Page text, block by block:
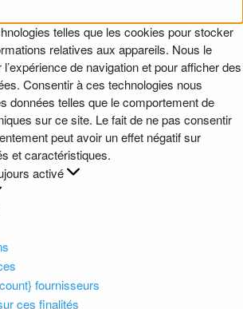
telles que les cookies pour stocker
relatives aux appareils. Nous le
de navigation et pour afficher des
Consentir à ces technologies nous
données telles que le comportement de
sur ce site. Le fait de ne pas consentir
peut avoir un effet négatif sur
et caractéristiques.
activé
fournisseurs
ces finalités